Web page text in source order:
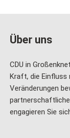
Über uns
CDU in
Kraft, die
Veränderungen
engagieren Sie